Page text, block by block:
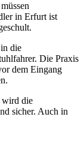
in Erfurt ist
die
Die Praxis
dem Eingang
wird die
sicher. Auch in